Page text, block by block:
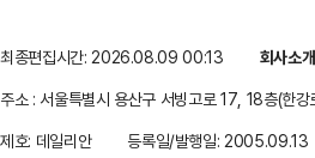
최종편집시간: 2026.08.09 00:13 회사소개
주소 : 서울특별시 용산구 서빙고로 17, 18층(한
제호: 데일리안
등록일/발행일: 2005.09.13